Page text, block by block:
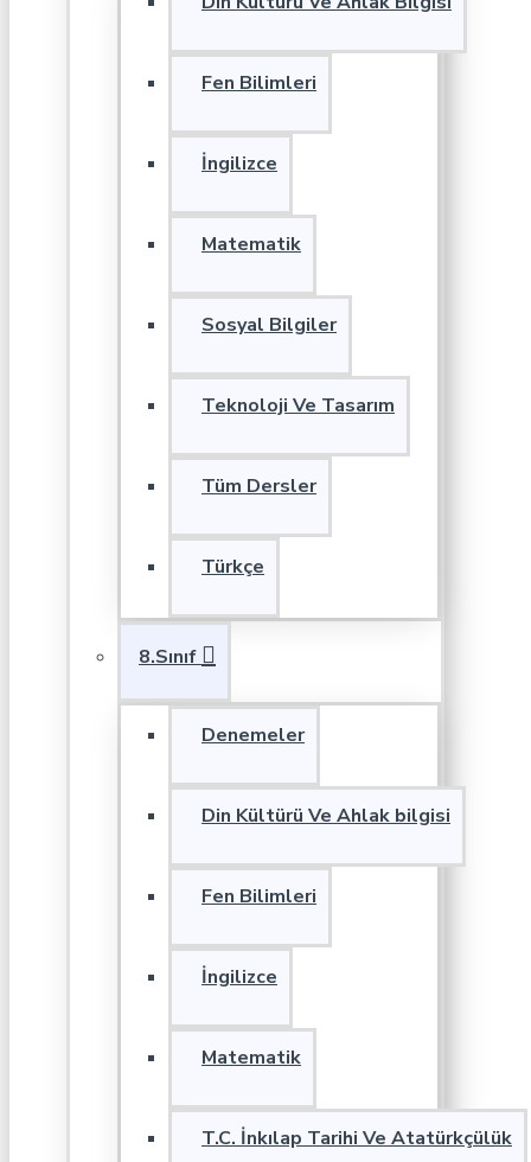
Fen Bilimleri
İngilizce
Matematik
Sosyal Bilgiler
Teknoloji Ve Tasarım
Tüm Dersler
Türkçe
8.Sınıf
Denemeler
Din Kültürü Ve Ahlak bilgisi
Fen Bilimleri
İngilizce
Matematik
T.C. İnkılap Tarihi Ve Atatürkçülük